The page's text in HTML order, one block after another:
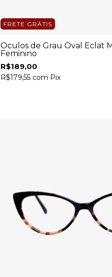
FRETE GRÁTIS
Óculos de Grau Oval Eclat
Feminino
R$189,00
R$179,55 com Pix